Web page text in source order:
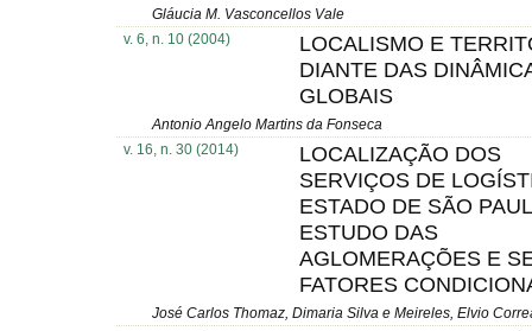
Gláucia M. Vasconcellos Vale
v. 6, n. 10 (2004)
LOCALISMO E
DIANTE DAS
GLOBAIS
Antonio Angelo Martins da Fonseca
v. 16, n. 30 (2014)
LOCALIZAÇÃO DOS
SERVIÇOS DE
ESTADO DE SÃO
ESTUDO DAS
AGLOMERAÇÕES E
FATORES
José Carlos Thomaz, Dimaria Silva e Meireles, Elvio